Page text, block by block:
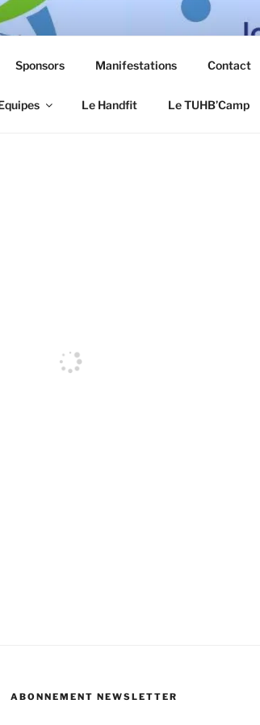
Sponsors Manifestations Contact
Le Handfit Le TUHB’Camp
ABONNEMENT NEWSLETTER